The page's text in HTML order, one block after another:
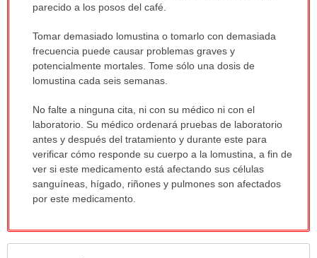
parecido a los posos del café.
Tomar demasiado lomustina o tomarlo con demasiada
frecuencia puede causar problemas graves y
potencialmente mortales. Tome sólo una dosis de
lomustina cada seis semanas.
No falte a ninguna cita, ni con su médico ni con el
laboratorio. Su médico ordenará pruebas de laboratorio
antes y después del tratamiento y durante este para
verificar cómo responde su cuerpo a la lomustina, a fin de
ver si este medicamento está afectando sus células
sanguíneas, hígado, riñones y pulmones son afectados
por este medicamento.